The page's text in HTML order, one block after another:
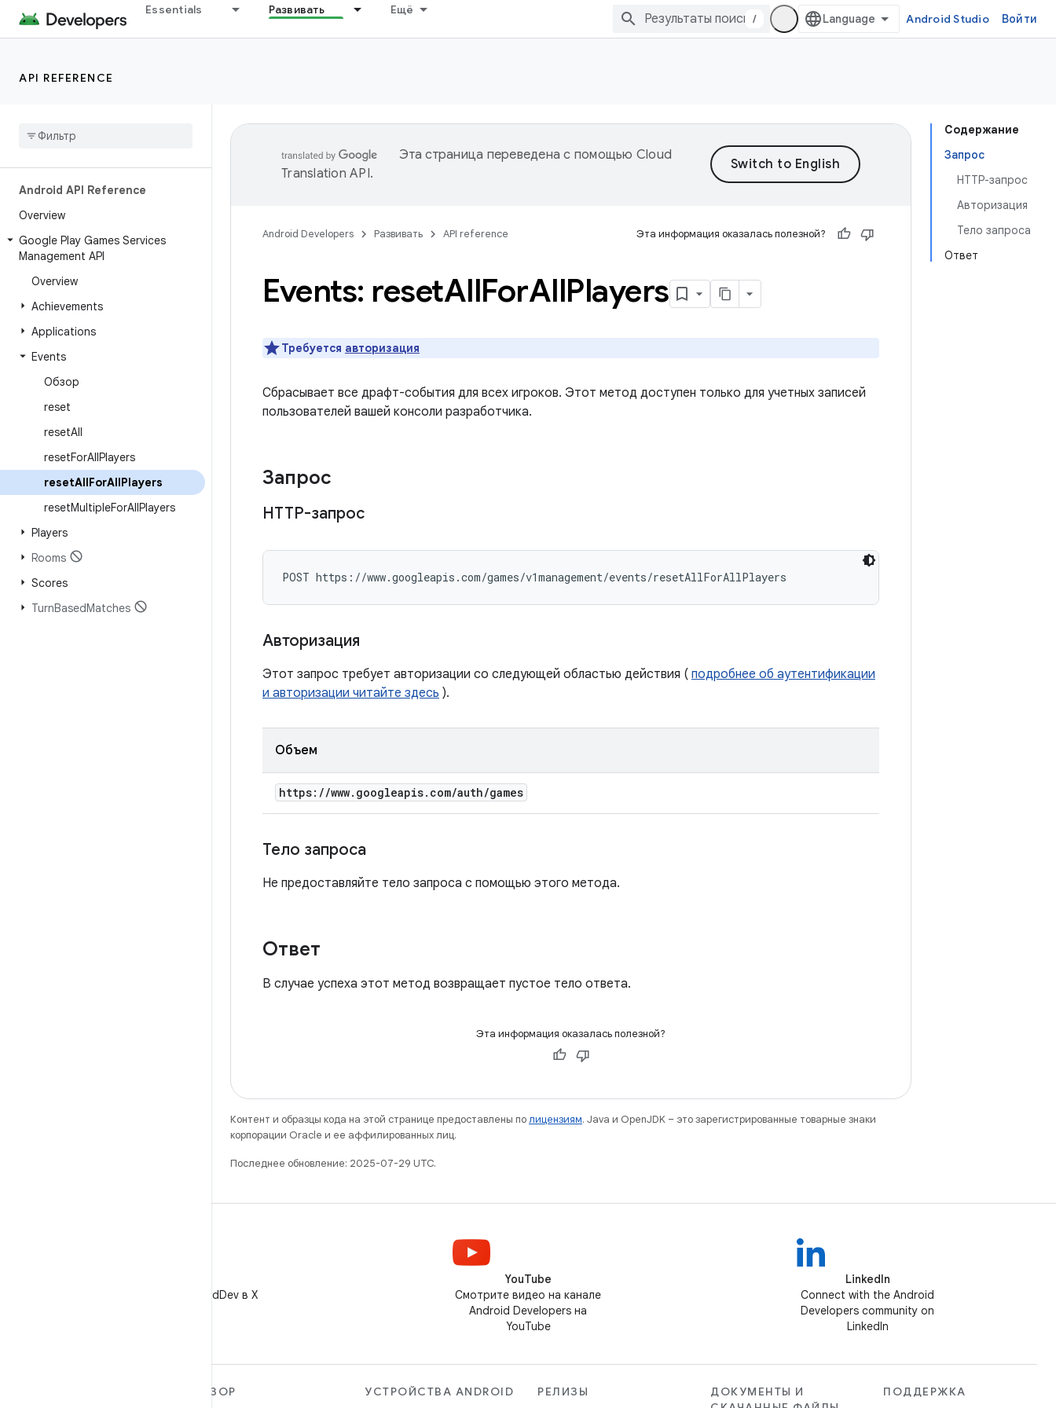
Essentials Развивать Ещё
/ Android Studio Войти
API REFERENCE
Android API Reference
Overview
Google Play Games Services
Management API
Overview
Achievements
Applications
Events
Обзор
reset
resetAll
resetForAllPlayers
resetAllForAllPlayers
resetMultipleForAllPlayers
Players
Rooms
Scores
TurnBasedMatches
Содержание
Запрос
HTTP-запрос
Авторизация
Тело запроса
Ответ
Эта страница переведена с помощью Cloud
Translation API.
Android Developers Развивать API reference Эта информация оказалась полезной?
Events: resetAllForAllPlayers
Требуется авторизация
Сбрасывает все драфт-события для всех игроков. Этот метод доступен только для учетных записей
пользователей вашей консоли разработчика.
Запрос
HTTP-запрос
POST https://www.googleapis.com/games/v1management/events/resetAllForAllPlayers
Авторизация
Этот запрос требует авторизации со следующей областью действия ( подробнее об аутентификации
и авторизации читайте здесь ).
Объем
https: //www. googleapis. com/auth/games
Тело запроса
Не предоставляйте тело запроса с помощью этого метода.
Ответ
В случае успеха этот метод возвращает пустое тело ответа.
Эта информация оказалась полезной?
Контент и образцы кода на этой странице предоставлены полицензиям. Java и OpenJDK – это зарегистрированные товарные знаки
корпорации Oracle и ее аффилированных лиц.
Последнее обновление: 2025-07-29 UTC.
Читайте @AndroidDev в X
YouTube
Смотрите видео на канале
Android Developers на
YouTube
LinkedIn
Connect with the Android
Developers community on
LinkedIn
ОБЗОР УСТРОЙСТВА ANDROID РЕЛИЗЫ
ДОКУМЕНТЫ И
ПОДДЕРЖКА